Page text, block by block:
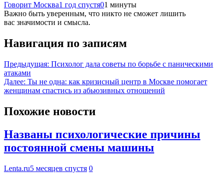
Говорит Москва1 год спустя01 минуты
Важно быть уверенным, что никто не сможет лишить
вас значимости и смысла.
Навигация по записям
Предыдущая: Психолог дала советы по борьбе с паническими
атаками
Далее: Ты не одна: как кризисный центр в Москве помогает
женщинам спастись из абьюзивных отношений
Похожие новости
Названы психологические причины
постоянной смены машины
Lenta.ru5 месяцев спустя 0